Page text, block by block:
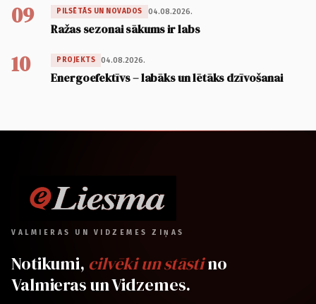
09 PILSĒTĀS UN NOVADOS 04.08.2026.
Ražas sezonai sākums ir labs
10 PROJEKTS 04.08.2026.
Energoefektīvs – labāks un lētāks dzīvošanai
VALMIERAS UN VIDZEMES ZIŅAS
Notikumi, cilvēki un stāstino
Valmieras un Vidzemes.